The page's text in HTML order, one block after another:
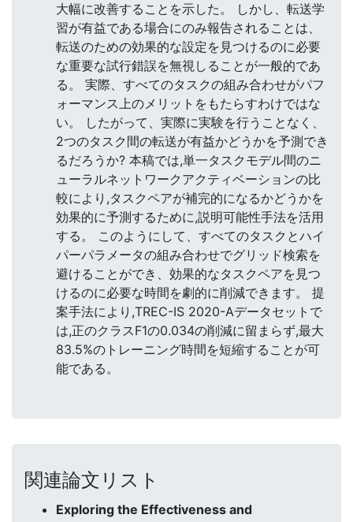
大幅に改善することを示した。 しかし、転送学
習が有益である場合にのみ報告されることは、
転送のための効果的な設定を見つけるのに必要
な重要な試行錯誤を無視しることが一般的であ
る。 実際、すべてのタスクの組み合わせがパフ
ォーマンス上のメリットをもたらすわけではな
い。 したがって、実際に実験を行うことなく、
2つのタスク間の転送が有益かどうかを予測でき
るだろうか? 本稿では,単一タスクモデル間のニ
ューラルネットワークアクティベーションの比
較により,タスクペアが補完的になるかどうかを
効果的に予測するために,説明可能性手法を活用
する。 このようにして、すべてのタスクとハイ
パーパラメータの組み合わせでグリッド検索を
避けることができ、効果的なタスクペアを見つ
けるのに必要な時間を劇的に削減できます。 提
案手法により,TREC-IS 2020-Aデータセットで
は,正のクラスF1の0.034の削減に留まらず,最大
83.5%のトレーニング時間を短縮することが可
能である。
関連論文リスト
Exploring the Effectiveness and